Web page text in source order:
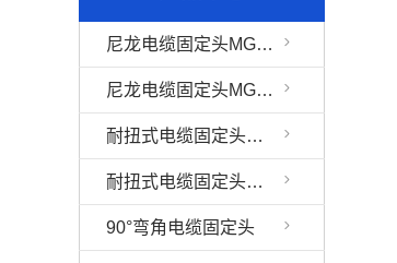
尼龙电缆固定头MG、PG、G(PF)、NPT型（连体）
尼龙电缆固定头MG、PG型（分体）
耐扭式电缆固定头MG、PG、G(PF)、NPT（连体）
耐扭式电缆固定头MG、PG（分体）
90°弯角电缆固定头